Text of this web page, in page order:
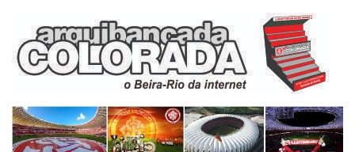
content
Arquibancada Colorada